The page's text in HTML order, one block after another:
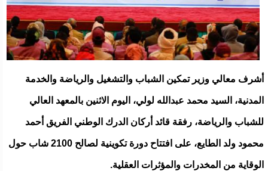
أشرف معالي وزير تمكين الشباب والتشغيل والرياضة والخدمة
المدنية، السيد محمد عبدالله لولي، اليوم الاثنين بالمعهد العالي
للشباب والرياضة، رفقة قائد أركان الدرك الوطني الفريق أحمد
محمود ولد الطايع، على افتتاح دورة تكوينية لصالح 2100 شاب حول
الوقاية من المخدرات والمؤثرات العقلية.